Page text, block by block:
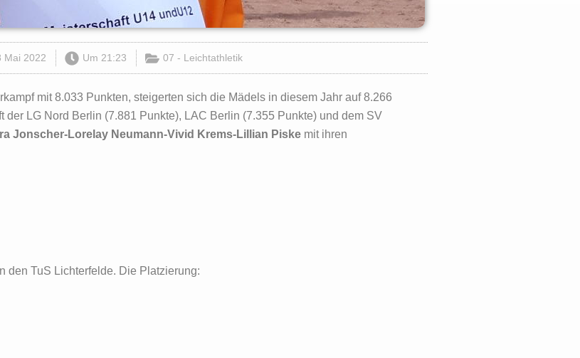
Mai 2022 Um 21:23 07 - Leichtathletik
mit 8.033 Punkten, steigerten sich die Mädels in diesem Jahr auf 8.266
LG Nord Berlin (7.881 Punkte), LAC Berlin (7.355 Punkte) und dem SV
Jonscher-Lorelay Neumann-Vivid Krems-Lillian Piske mit ihren
den TuS Lichterfelde. Die Platzierung: